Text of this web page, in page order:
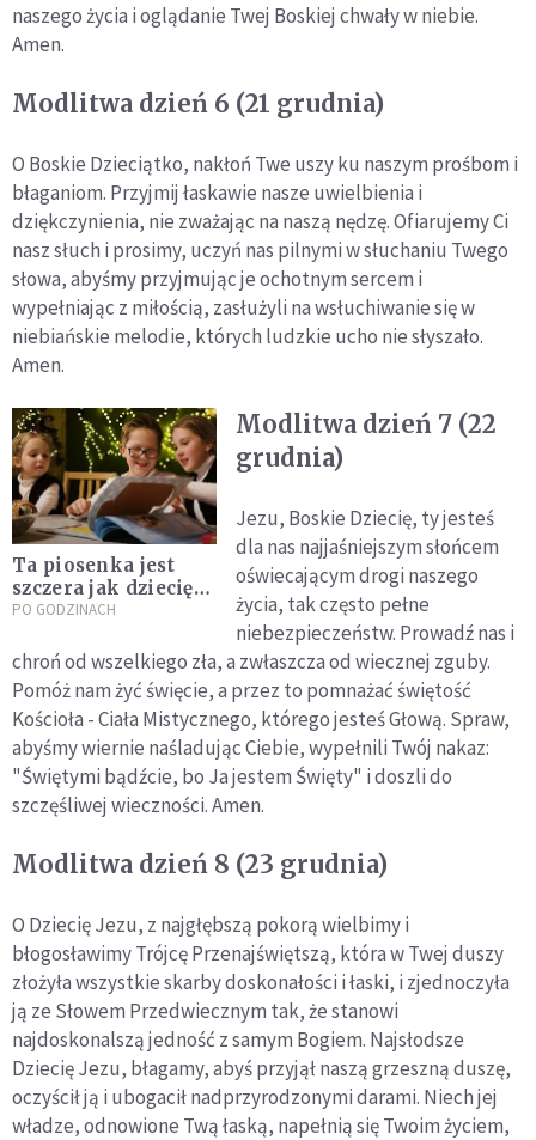
naszego życia i oglądanie Twej Boskiej chwały w niebie.
Amen.
Modlitwa dzień 6 (21 grudnia)
O Boskie Dzieciątko, nakłoń Twe uszy ku naszym prośbom i
błaganiom. Przyjmij łaskawie nasze uwielbienia i
dziękczynienia, nie zważając na naszą nędzę. Ofiarujemy Ci
nasz słuch i prosimy, uczyń nas pilnymi w słuchaniu Twego
słowa, abyśmy przyjmując je ochotnym sercem i
wypełniając z miłością, zasłużyli na wsłuchiwanie się w
niebiańskie melodie, których ludzkie ucho nie słyszało.
Amen.
Ta piosenka jest
szczera jak dziecięca
modlitwa [MUZYKA]
PO GODZINACH
Modlitwa dzień 7 (22
grudnia)
Jezu, Boskie Dziecię, ty jesteś
dla nas najjaśniejszym słońcem
oświecającym drogi naszego
życia, tak często pełne
niebezpieczeństw. Prowadź nas i
chroń od wszelkiego zła, a zwłaszcza od wiecznej zguby.
Pomóż nam żyć święcie, a przez to pomnażać świętość
Kościoła - Ciała Mistycznego, którego jesteś Głową. Spraw,
abyśmy wiernie naśladując Ciebie, wypełnili Twój nakaz:
"Świętymi bądźcie, bo Ja jestem Święty" i doszli do
szczęśliwej wieczności. Amen.
Modlitwa dzień 8 (23 grudnia)
O Dziecię Jezu, z najgłębszą pokorą wielbimy i
błogosławimy Trójcę Przenajświętszą, która w Twej duszy
złożyła wszystkie skarby doskonałości i łaski, i zjednoczyła
ją ze Słowem Przedwiecznym tak, że stanowi
najdoskonalszą jedność z samym Bogiem. Najsłodsze
Dziecię Jezu, błagamy, abyś przyjął naszą grzeszną duszę,
oczyścił ją i ubogacił nadprzyrodzonymi darami. Niech jej
władze, odnowione Twą łaską, napełnią się Twoim życiem,